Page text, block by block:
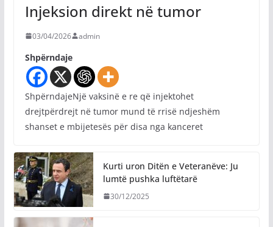
Injeksion direkt në tumor
03/04/2026 admin
Shpërndaje
ShpërndajeNjë vaksinë e re që injektohet
drejtpërdrejt në tumor mund të rrisë ndjeshëm
shanset e mbijetesës për disa nga kanceret
Kurti uron Ditën e Veteranëve: Ju
lumtë pushka luftëtarë
30/12/2025